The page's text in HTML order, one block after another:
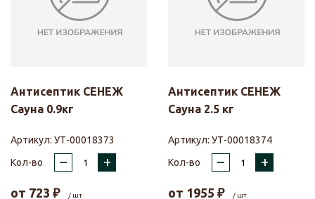
Антисептик СЕНЕЖ
Сауна 0.9кг
Артикул: УТ-00018373
Кол-во
– +
от 723 ₽ / шт
Антисептик СЕНЕЖ
Сауна 2.5 кг
Артикул: УТ-00018374
Кол-во
– +
от 1955 ₽ / шт